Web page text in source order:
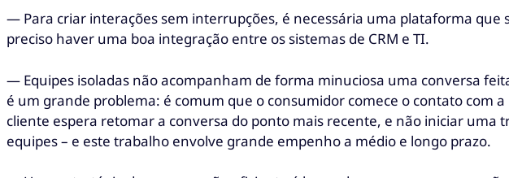
— Para criar interações sem interrupções, é necessária uma plataforma
preciso haver uma boa integração entre os sistemas de CRM e TI.
— Equipes isoladas não acompanham de forma minuciosa uma conversa
é um grande problema: é comum que o consumidor comece o contato
cliente espera retomar a conversa do ponto mais recente, e não iniciar
equipes – e este trabalho envolve grande empenho a médio e longo prazo.